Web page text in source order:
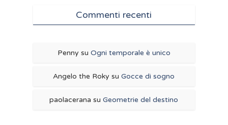
Commenti recenti
Penny su Ogni temporale è unico
Angelo the Roky suGocce di sogno
paolacerana suGeometrie del destino